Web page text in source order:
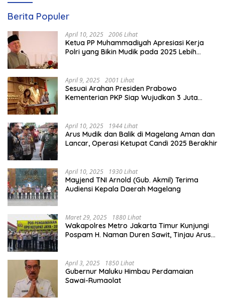
Berita Populer
April 10, 2025 2006 Lihat
Ketua PP Muhammadiyah Apresiasi Kerja
Polri yang Bikin Mudik pada 2025 Lebih
April 9, 2025 2001 Lihat
Sesuai Arahan Presiden Prabowo
Kementerian PKP Siap Wujudkan 3 Juta
April 10, 2025 1944 Lihat
Arus Mudik dan Balik di Magelang Aman dan
Lancar, Operasi Ketupat Candi 2025 Berakhir
April 10, 2025 1930 Lihat
Mayjend TNI Arnold (Gub. Akmil) Terima
Audiensi Kepala Daerah Magelang
Maret 29, 2025 1880 Lihat
Wakapolres Metro Jakarta Timur Kunjungi
Pospam H. Naman Duren Sawit, Tinjau Arus
April 3, 2025 1850 Lihat
Gubernur Maluku Himbau Perdamaian
Sawai-Rumaolat